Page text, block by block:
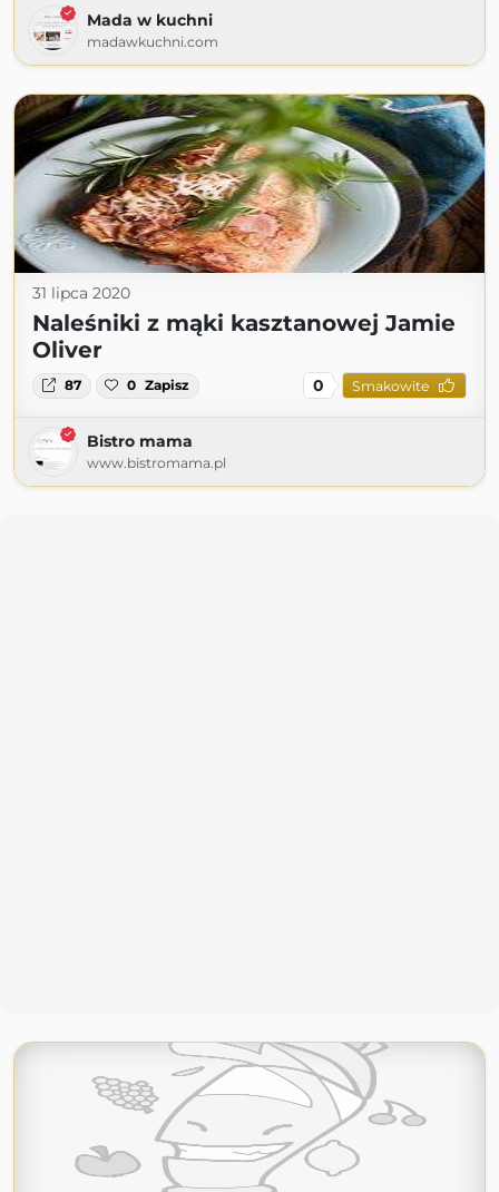
Mada w kuchni
madawkuchni.com
31 lipca 2020
Naleśniki z mąki kasztanowej Jamie
Oliver
87 0 Zapisz 0 Smakowite
Bistro mama
www.bistromama.pl